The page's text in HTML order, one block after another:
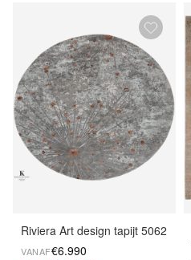
Riviera Art design tapijt 5062
VANAF€6.990